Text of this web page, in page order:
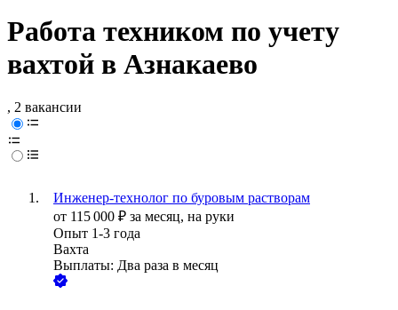
Работа техником по учету
вахтой в Азнакаево
, 2 вакансии
Инженер-технолог по буровым растворам
от 115 000 ₽ за месяц, на руки
Опыт 1-3 года
Вахта
Выплаты: Два раза в месяц